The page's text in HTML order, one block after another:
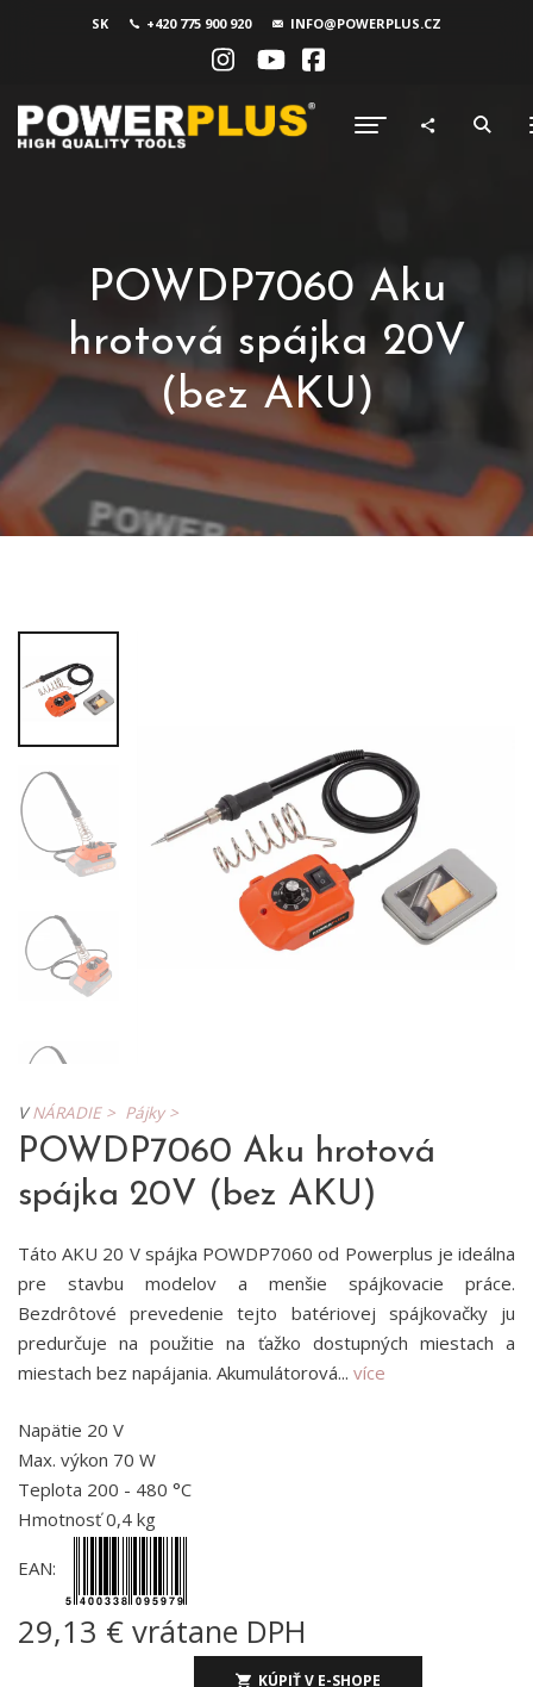
SK +420 775 900 920 INFO@POWERPLUS.CZ
POWDP7060 Aku
hrotová spájka 20V
(bez AKU)
VNÁRADIE > Pájky >
POWDP7060 Aku hrotová
spájka 20V (bez AKU)
Táto AKU 20 V spájka POWDP7060 od Powerplus je ideálna
pre stavbu modelov a menšie spájkovacie práce.
Bezdrôtové prevedenie tejto batériovej spájkovačky ju
predurčuje na použitie na ťažko dostupných miestach a
miestach bez napájania. Akumulátorová... více
Napätie 20 V
Max. výkon 70 W
Teplota 200 - 480 °C
Hmotnosť 0,4 kg
EAN:
29,13 € vrátane DPH
KÚPIŤ V E-SHOPE